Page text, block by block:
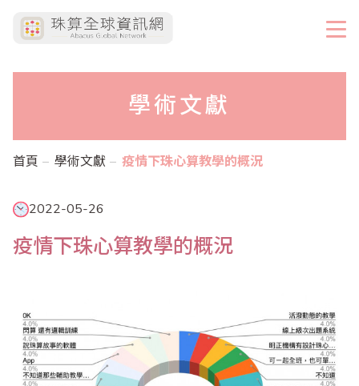
學術文獻
首頁 學術文獻 疫情下珠心算教學的概況
2022-05-26
疫情下珠心算教學的概況